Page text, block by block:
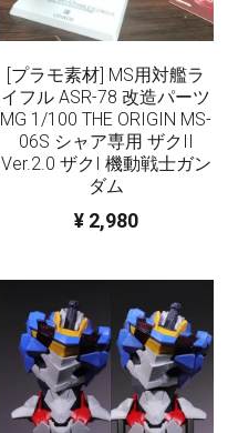
[プラモ素材] MS用対艦ラ
イフル ASR-78 改造パーツ
MG 1/100 THE ORIGIN MS-
06S シャア専用 ザクII
Ver.2.0 ザクI 機動戦士ガン
ダム
¥ 2,980